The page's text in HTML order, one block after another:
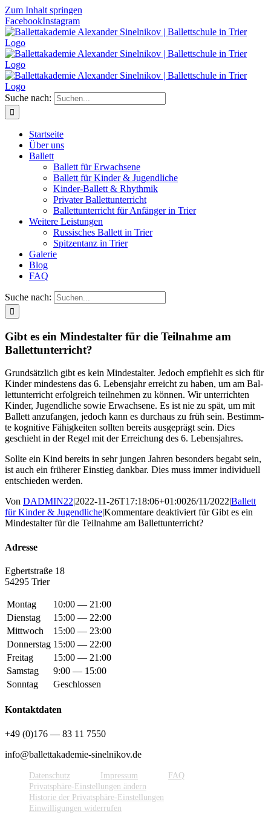
Zum Inhalt springen
FacebookInstagram
Suche nach:
Start­sei­te
Über uns
Bal­lett
Bal­lett für Erwachsene
Bal­lett für Kin­der & Jugendliche
Kin­­der-Bal­­lett & Rhythmik
Pri­va­ter Ballettunterricht
Bal­lett­un­ter­richt für Anfän­ger in Trier
Wei­te­re Leistungen
Rus­si­sches Bal­lett in Trier
Spit­zen­tanz in Trier
Gale­rie
Blog
FAQ
Suche nach:
Gibt es ein Min­dest­al­ter für die Teil­nah­me am
Ballettunterricht?
Grund­sätz­lich gibt es kein Min­dest­al­ter. Jedoch emp­fiehlt es sich für
Kin­der min­des­tens das 6. Lebens­jahr erreicht zu haben, um am Bal­
lett­un­ter­richt erfolg­reich teil­neh­men zu kön­nen. Wir unter­rich­ten
Kin­der, Jugend­li­che sowie Erwach­se­ne. Es ist nie zu spät, um mit
Bal­lett anzu­fan­gen, jedoch kann es durch­aus zu früh sein. Bestimm­
te kogni­ti­ve Fähig­kei­ten soll­ten bereits aus­ge­prägt sein. Dies
geschieht in der Regel mit der Errei­chung des 6. Lebensjahres.
Soll­te ein Kind bereits in sehr jun­gen Jah­ren beson­ders begabt sein,
ist auch ein frü­he­rer Ein­stieg dank­bar. Dies muss immer indi­vi­du­ell
ent­schie­den werden.
Von DADMIN22|2022-11-26T17:18:06+01:0026/11/2022|Ballett
für Kinder & Jugendliche|Kommentare deaktiviertfür Gibt es ein
Min­dest­al­ter für die Teil­nah­me am Ballettunterricht?
Adres­se
Egbert­stra­ße 18
54295 Trier
Montag
10:00 — 21:00
Dienstag
15:00 — 22:00
Mittwoch
15:00 — 23:00
Donnerstag 15:00 — 22:00
Freitag
15:00 — 21:00
Samstag
9:00 — 15:00
Sonntag
Geschlossen
Kon­takt­da­ten
+49 (0)176 — 83 11 7550
info@​ballettakademie-​sinelnikov.​de
Daten­schutz Impres­sum
FAQ
Pri­vat­sphä­re-Ein­stel­lun­gen ändern
His­to­rie der Privatsphäre-Einstellungen
Ein­wil­li­gun­gen widerrufen